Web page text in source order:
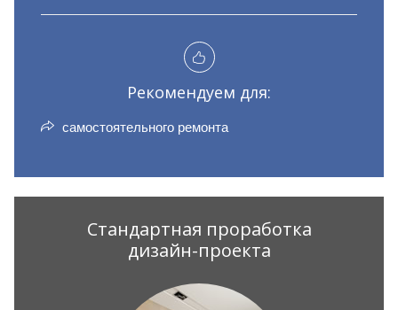
Рекомендуем для:
самостоятельного ремонта
Стандартная проработка
дизайн-проекта